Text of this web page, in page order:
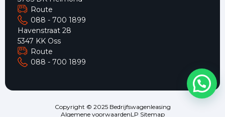
Route
088 - 700 1899
Havenstraat 28
5347 KK Oss
Route
088 - 700 1899
Copyright © 2025 Bedrijfswagenleasing
Algemene voorwaardenLP Sitemap